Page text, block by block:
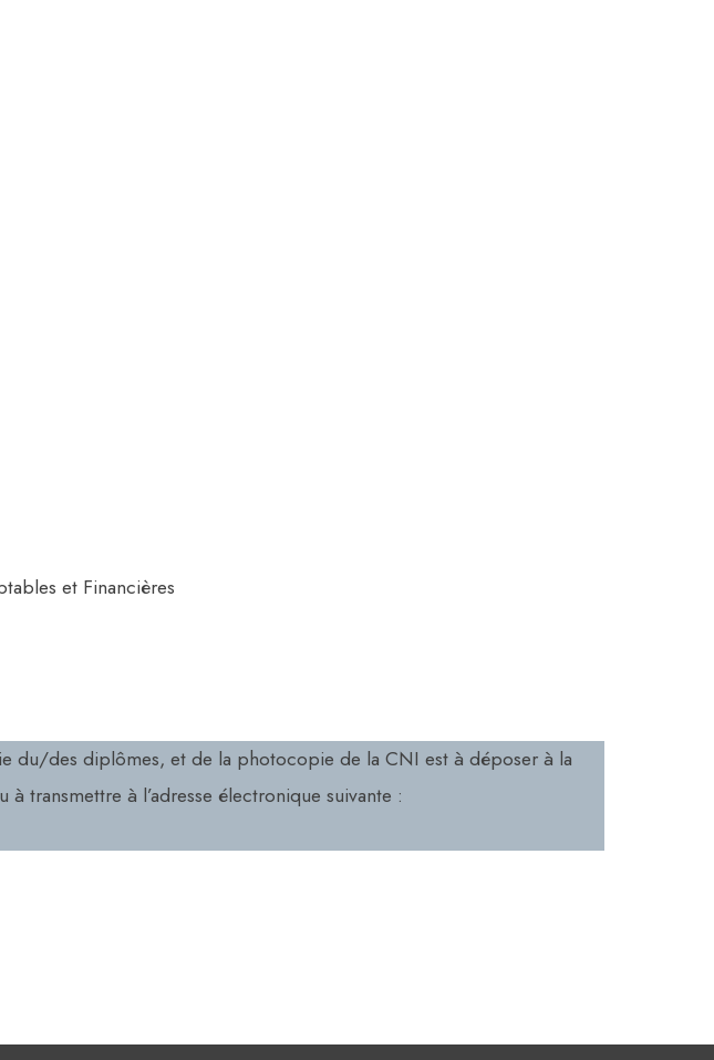
et Financières
du/des diplômes, et de la photocopie de la CNI est à déposer à la
à transmettre à l’adresse électronique suivante :